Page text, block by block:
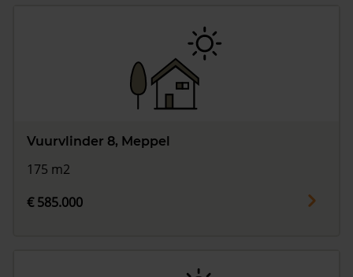
Vuurvlinder 8, Meppel
175 m2
€ 585.000